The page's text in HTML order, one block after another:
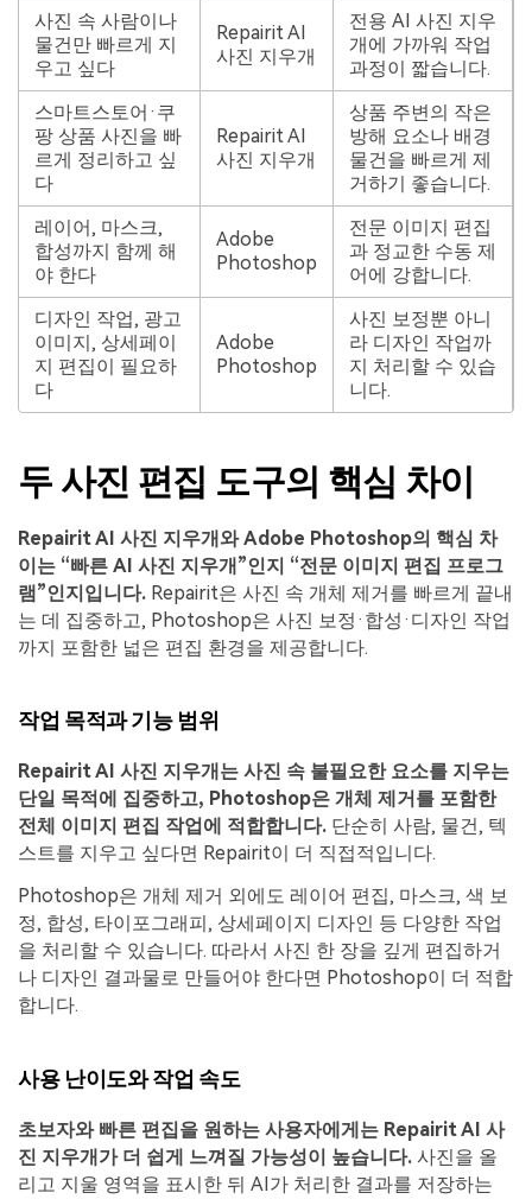
사진 속 사람이나
물건만 빠르게 지
우고 싶다
Repairit AI
사진 지우개
전용 AI 사진 지우
개에 가까워 작업
과정이 짧습니다.
스마트스토어·쿠
팡 상품 사진을 빠
르게 정리하고 싶
다
Repairit AI
사진 지우개
상품 주변의 작은
방해 요소나 배경
물건을 빠르게 제
거하기 좋습니다.
레이어, 마스크,
합성까지 함께 해
야 한다
Adobe
Photoshop
전문 이미지 편집
과 정교한 수동 제
어에 강합니다.
디자인 작업, 광고
이미지, 상세페이
지 편집이 필요하
다
Adobe
Photoshop
사진 보정뿐 아니
라 디자인 작업까
지 처리할 수 있습
니다.
두 사진 편집 도구의 핵심 차이
Repairit AI 사진 지우개와 Adobe Photoshop의 핵심 차
이는 “빠른 AI 사진 지우개”인지 “전문 이미지 편집 프로그
램”인지입니다. Repairit은 사진 속 개체 제거를 빠르게 끝내
는 데 집중하고, Photoshop은 사진 보정·합성·디자인 작업
까지 포함한 넓은 편집 환경을 제공합니다.
작업 목적과 기능 범위
Repairit AI 사진 지우개는 사진 속 불필요한 요소를 지우는
단일 목적에 집중하고, Photoshop은 개체 제거를 포함한
전체 이미지 편집 작업에 적합합니다. 단순히 사람, 물건, 텍
스트를 지우고 싶다면 Repairit이 더 직접적입니다.
Photoshop은 개체 제거 외에도 레이어 편집, 마스크, 색 보
정, 합성, 타이포그래피, 상세페이지 디자인 등 다양한 작업
을 처리할 수 있습니다. 따라서 사진 한 장을 깊게 편집하거
나 디자인 결과물로 만들어야 한다면 Photoshop이 더 적합
합니다.
사용 난이도와 작업 속도
초보자와 빠른 편집을 원하는 사용자에게는 Repairit AI 사
진 지우개가 더 쉽게 느껴질 가능성이 높습니다. 사진을 올
리고 지울 영역을 표시한 뒤 AI가 처리한 결과를 저장하는